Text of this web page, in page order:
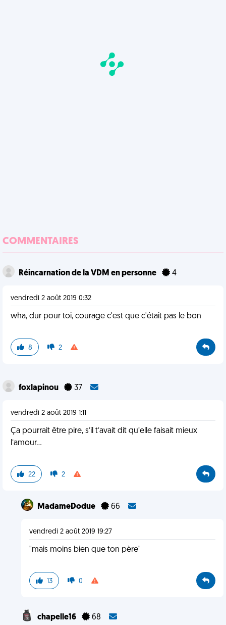
COMMENTAIRES
Réincarnation de la VDM en personne 4
vendredi 2 août 2019 0:32
wha, dur pour toi, courage c'est que c'était pas le bon
8 2
foxlapinou 37
vendredi 2 août 2019 1:11
Ça pourrait être pire, s’il t’avait dit qu’elle faisait mieux
l’amour...
22 2
MadameDodue 66
vendredi 2 août 2019 19:27
"mais moins bien que ton père"
13 0
chapelle16 68